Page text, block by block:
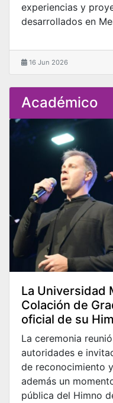
experiencias y
desarrollados en
16 Jun 2026
Académico
La Universidad
Colación de
oficial de su
La ceremonia
autoridades e
de reconocimiento
además un
pública del Himno